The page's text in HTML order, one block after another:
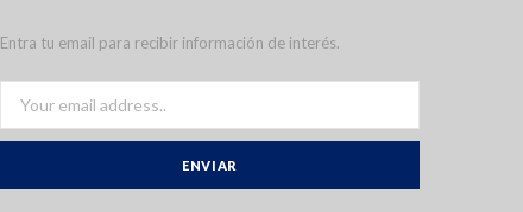
Entra tu email para recibir información de interés.